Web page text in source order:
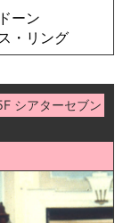
ーン
・リング